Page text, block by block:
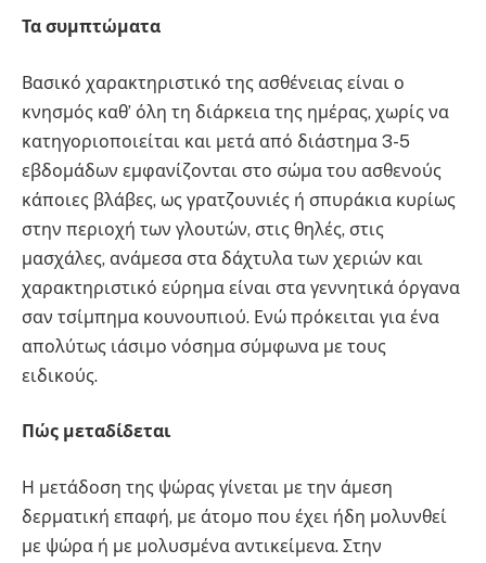
Τα συμπτώματα
Βασικό χαρακτηριστικό της ασθένειας είναι ο
κνησμός καθ’ όλη τη διάρκεια της ημέρας, χωρίς να
κατηγοριοποιείται και μετά από διάστημα 3-5
εβδομάδων εμφανίζονται στο σώμα του ασθενούς
κάποιες βλάβες, ως γρατζουνιές ή σπυράκια κυρίως
στην περιοχή των γλουτών, στις θηλές, στις
μασχάλες, ανάμεσα στα δάχτυλα των χεριών και
χαρακτηριστικό εύρημα είναι στα γεννητικά όργανα
σαν τσίμπημα κουνουπιού. Ενώ πρόκειται για ένα
απολύτως ιάσιμο νόσημα σύμφωνα με τους
ειδικούς.
Πώς μεταδίδεται
Η μετάδοση της ψώρας γίνεται με την άμεση
δερματική επαφή, με άτομο που έχει ήδη μολυνθεί
με ψώρα ή με μολυσμένα αντικείμενα. Στην